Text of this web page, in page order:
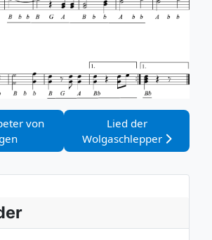
Der Trompeter von Säckingen
von
Nächster Beitrag:
Lied der
Wolgaschlepper